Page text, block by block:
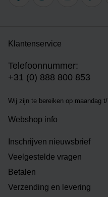
Klantenservice
Telefoonnummer:
+31 (0) 888 800 853
Wij zijn te bereiken op maandag
Webshop info
Inschrijven nieuwsbrief
Veelgestelde vragen
Betalen
Verzending en levering